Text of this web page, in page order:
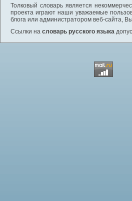
Толковый словарь является
проекта играют наши уважаемые
блога или администратором веб-сайта,
Ссылки на словарь русского языка